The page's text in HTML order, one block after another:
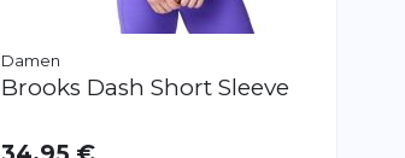
Damen
Brooks Dash Short Sleeve